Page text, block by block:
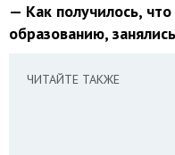
— Как получилось,
образованию,
ЧИТАЙТЕ ТАКЖЕ